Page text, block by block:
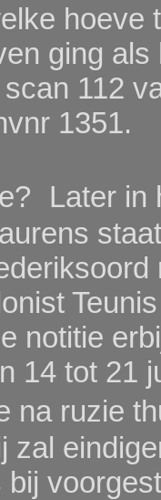
hoeve
ging
112
1351.
Later in
notitie
14 tot 21
na ruzie
zal